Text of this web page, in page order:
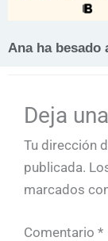
Ana ha besado
Deja
Tu dirección
publicada.
marcados
Comentario *